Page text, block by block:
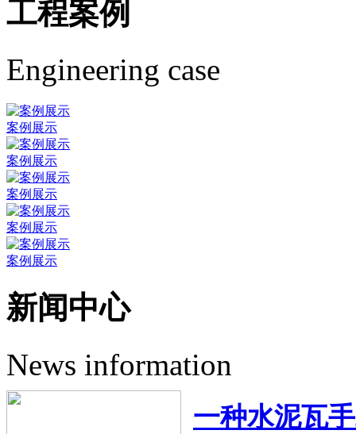
工程案例
Engineering case
案例展示
案例展示
案例展示
案例展示
案例展示
新闻中心
News information
一种水泥瓦